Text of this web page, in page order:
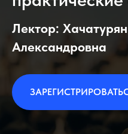
Лектор:
Александровна